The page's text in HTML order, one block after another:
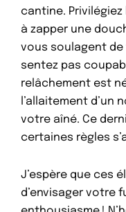
cantine.
à zapper une
vous soulagent de
sentez pas
relâchement est
l’allaitement d’un
votre aîné. Ce
certaines règles
J’espère que ces
d’envisager votre